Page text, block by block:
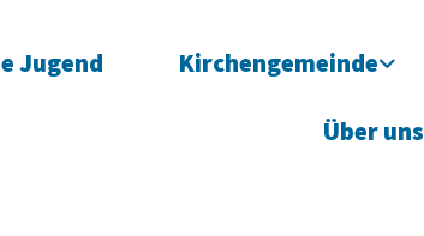
Jugend Kirchengemeinde
Über uns